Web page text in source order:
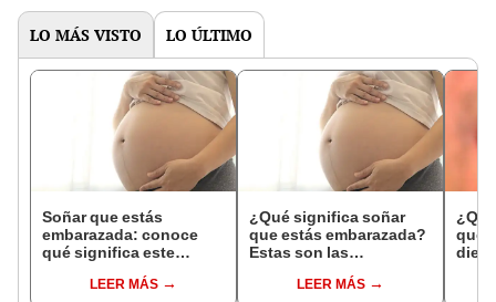
LO MÁS VISTO LO ÚLTIMO
Soñar que estás
embarazada: conoce
qué significa este
LEER MÁS
¿Qué significa soñar
que estás embarazada?
Estas son las
comunesLEER MÁS
que